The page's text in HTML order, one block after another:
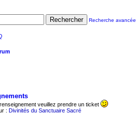
Rechercher Recherche avancée
veuillez prendre un ticket
: Divinités du Sanctuaire Sacré